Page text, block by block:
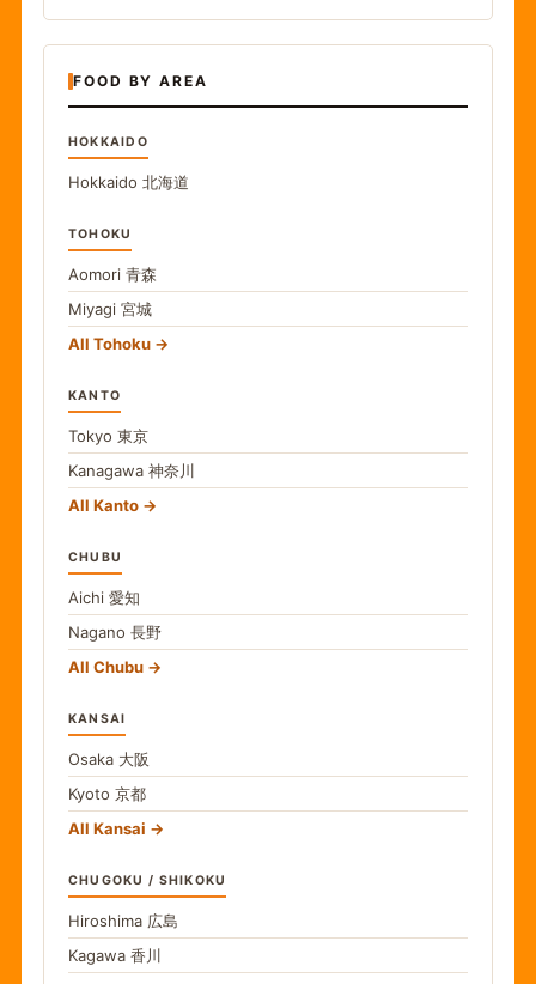
FOOD BY AREA
HOKKAIDO
Hokkaido 北海道
TOHOKU
Aomori 青森
Miyagi 宮城
All Tohoku
KANTO
Tokyo 東京
Kanagawa 神奈川
All Kanto
CHUBU
Aichi 愛知
Nagano 長野
All Chubu
KANSAI
Osaka 大阪
Kyoto 京都
All Kansai
CHUGOKU / SHIKOKU
Hiroshima 広島
Kagawa 香川